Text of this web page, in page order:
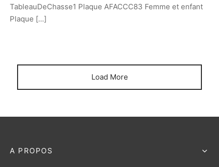
TableauDeChasse1 Plaque AFACCC83 Femme et enfant
Plaque [...]
Load More
A PROPOS